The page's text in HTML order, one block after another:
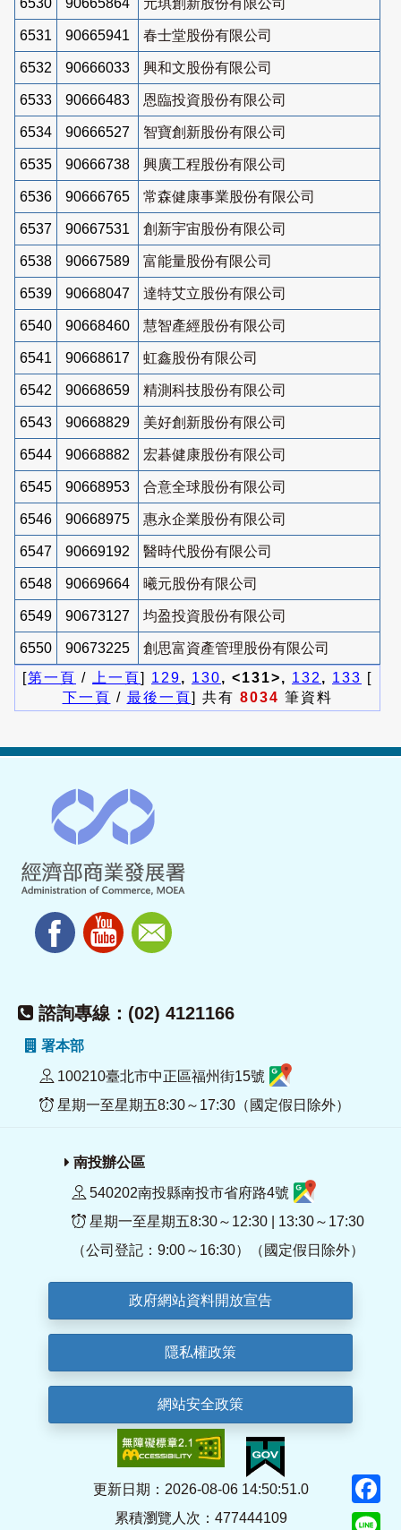
6531 90665941 春士堂股份有限公司
6532 90666033 興和文股份有限公司
6533 90666483 恩臨投資股份有限公司
6534 90666527 智寶創新股份有限公司
6535 90666738 興廣工程股份有限公司
6536 90666765 常森健康事業股份有限公司
6537 90667531 創新宇宙股份有限公司
6538 90667589 富能量股份有限公司
6539 90668047 達特艾立股份有限公司
6540 90668460 慧智產經股份有限公司
6541 90668617 虹鑫股份有限公司
6542 90668659 精測科技股份有限公司
6543 90668829 美好創新股份有限公司
6544 90668882 宏碁健康股份有限公司
6545 90668953 合意全球股份有限公司
6546 90668975 惠永企業股份有限公司
6547 90669192 醫時代股份有限公司
6548 90669664 曦元股份有限公司
6549 90673127 均盈投資股份有限公司
6550 90673225
創思富資產管理股份有限公司
[第一頁 / 上一頁] 129, 130, <131>, 132 , 133 [
下一頁 / 最後一頁] 共有 8034 筆資料
諮詢專線：(02) 4121166
署本部
100210臺北市中正區福州街15號
星期一至星期五8:30～17:30（國定假日除外）
南投辦公區
540202南投縣南投市省府路4號
星期一至星期五8:30～12:30 | 13:30～17:30
（公司登記：9:00～16:30）（國定假日除外）
政府網站資料開放宣告
隱私權政策
網站安全政策
更新日期：2026-08-06 14:50:51.0
累積瀏覽人次：477444109